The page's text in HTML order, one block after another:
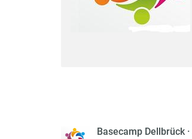
Basecamp Dellbrück ·